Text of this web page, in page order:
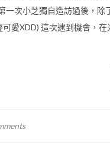
一次小芝獨自造訪過後，
愛XDD) 這次逮到機會，